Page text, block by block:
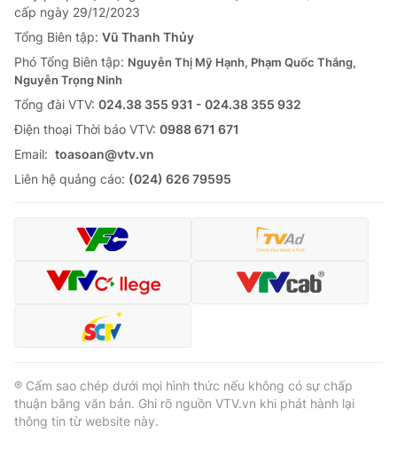
cấp ngày 29/12/2023
Tổng Biên tập: Vũ Thanh Thủy
Phó Tổng Biên tập: Nguyễn Thị Mỹ Hạnh, Phạm Quốc Thắng,
Nguyễn Trọng Ninh
Tổng đài VTV: 024.38 355 931 - 024.38 355 932
Ðiện thoại Thời báo VTV: 0988 671 671
Email: toasoan@vtv.vn
Liên hệ quảng cáo: (024) 626 79595
® Cấm sao chép dưới mọi hình thức nếu không có sự chấp
thuận bằng văn bản. Ghi rõ nguồn VTV.vn khi phát hành lại
thông tin từ website này.